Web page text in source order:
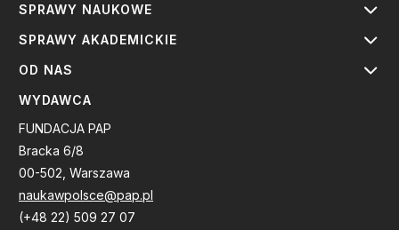
SPRAWY NAUKOWE
SPRAWY AKADEMICKIE
OD NAS
WYDAWCA
FUNDACJA PAP
Bracka 6/8
00-502, Warszawa
naukawpolsce@pap.pl
(+48 22) 509 27 07